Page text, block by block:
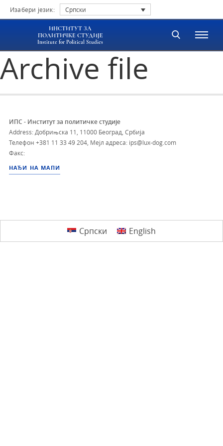
Изабери језик: Српски
ИНСТИТУТ ЗА
ПОЛИТИЧКЕ СТУДИЈЕ
Institute for Political Studies
Archive file
ИПС - Институт за политичке студије
Address: Добрињска 11, 11000 Београд, Србија
Телефон +381 11 33 49 204 Мејл адреса: ips@lux-dog.com
Факс:
НАЂИ НА МАПИ
Српски English